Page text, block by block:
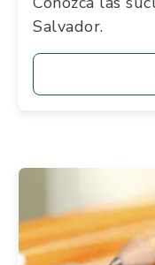
Salvador.